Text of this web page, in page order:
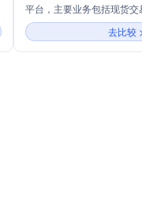
平台，主要业务包括现货
AMM流动性池等。平台支
产，并提供API接口供用户
产。
去比较